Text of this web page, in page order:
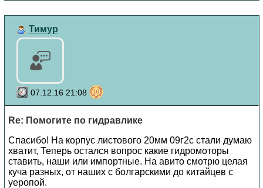
Тимур
07.12.16 21:08
Re: Помогите по гидравлике
Спасибо! На корпус листового 20мм 09г2с стали думаю
хватит, Теперь остался вопрос какие гидромоторы
ставить, наши или импортные. На авито смотрю целая
куча разных, от наших с болгарскими до китайцев с
уеропой.